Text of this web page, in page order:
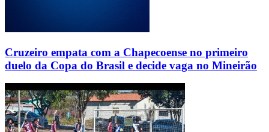
Cruzeiro empata com a Chapecoense no primeiro
duelo da Copa do Brasil e decide vaga no Mineirão